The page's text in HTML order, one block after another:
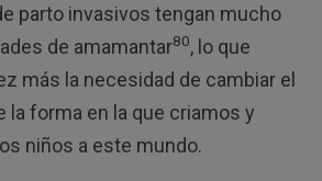
parto invasivos tengan mucho
de amamantar80, lo que
más la necesidad de cambiar el
la forma en la que criamos y
niños a este mundo.